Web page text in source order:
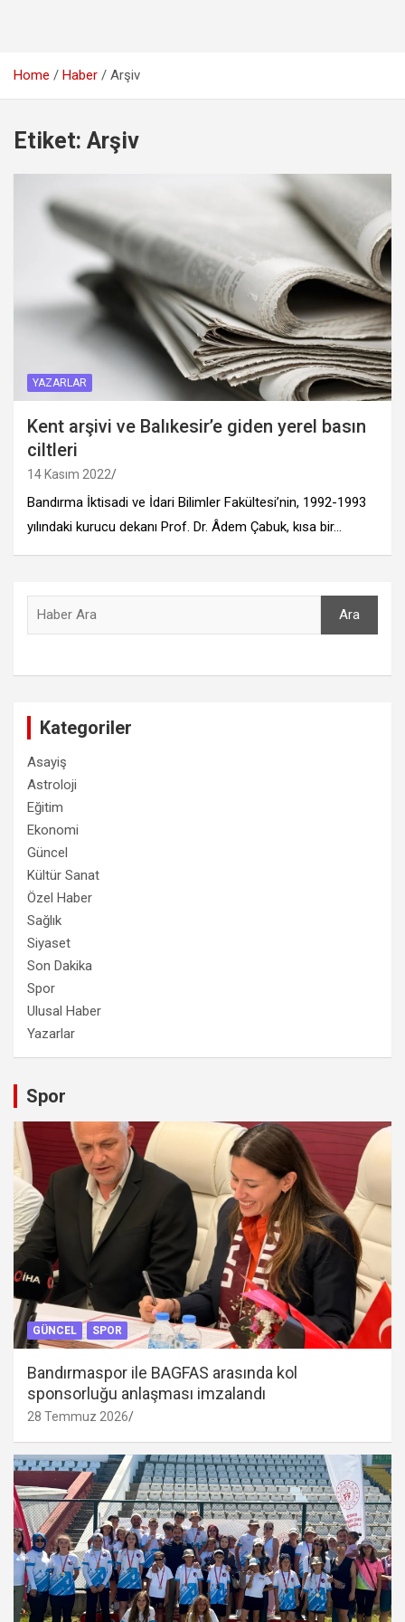
Home Haber Arşiv
Etiket: Arşiv
YAZARLAR
Kent arşivi ve Balıkesir’e giden yerel basın
ciltleri
14 Kasım 2022
Bandırma İktisadi ve İdari Bilimler Fakültesi’nin, 1992-1993
yılındaki kurucu dekanı Prof. Dr. Âdem Çabuk, kısa bir…
Ara
Kategoriler
Asayiş
Astroloji
Eğitim
Ekonomi
Güncel
Kültür Sanat
Özel Haber
Sağlık
Siyaset
Son Dakika
Spor
Ulusal Haber
Yazarlar
Spor
GÜNCEL SPOR
Bandırmaspor ile BAGFAS arasında kol
sponsorluğu anlaşması imzalandı
28 Temmuz 2026